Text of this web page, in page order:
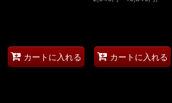
カートに入れる カートに入れる